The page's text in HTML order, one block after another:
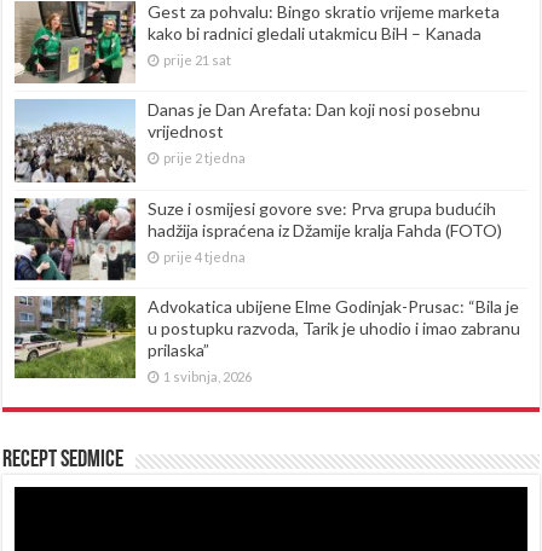
Gest za pohvalu: Bingo skratio vrijeme marketa
kako bi radnici gledali utakmicu BiH – Kanada
prije 21 sat
Danas je Dan Arefata: Dan koji nosi posebnu
vrijednost
prije 2 tjedna
Suze i osmijesi govore sve: Prva grupa budućih
hadžija ispraćena iz Džamije kralja Fahda (FOTO)
prije 4 tjedna
Advokatica ubijene Elme Godinjak-Prusac: “Bila je
u postupku razvoda, Tarik je uhodio i imao zabranu
prilaska”
1 svibnja, 2026
Recept sedmice